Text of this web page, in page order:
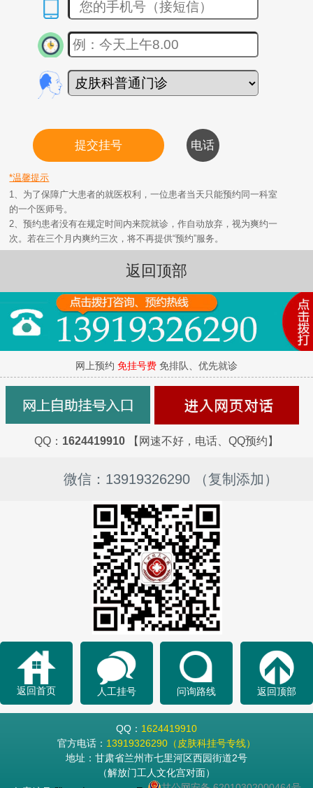
*温馨提示
1、为了保障广大患者的就医权利，一位患者当天只能预约同一科室
的一个医师号。
2、预约患者没有在规定时间内来院就诊，作自动放弃，视为爽约一
次。若在三个月内爽约三次，将不再提供“预约”服务。
返回顶部
网上预约 免挂号费 免排队、优先就诊
QQ： 1624419910 【网速不好，电话、QQ预约】
微信：13919326290 （复制添加）
返回首页 人工挂号 问询路线 返回顶部
QQ： 1624419910
官方电话： 13919326290（皮肤科挂号专线）
地址：甘肃省兰州市七里河区西园街道2号
（解放门工人文化宫对面）